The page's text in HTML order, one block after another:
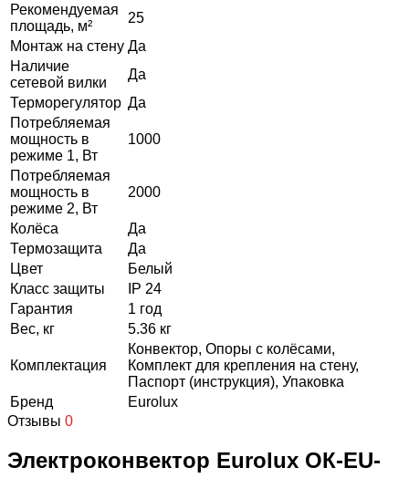
Рекомендуемая
площадь, м²
25
Монтаж на стену Да
Наличие
сетевой вилки
Да
Терморегулятор Да
Потребляемая
мощность в
режиме 1, Вт
1000
Потребляемая
мощность в
режиме 2, Вт
2000
Колёса
Да
Термозащита
Да
Цвет
Белый
Класс защиты
IP 24
Гарантия
1 год
Вес, кг
5.36 кг
Комплектация
Конвектор, Опоры с колёсами,
Комплект для крепления на стену,
Паспорт (инструкция), Упаковка
Бренд
Eurolux
Отзывы 0
Электроконвектор Eurolux ОК-EU-